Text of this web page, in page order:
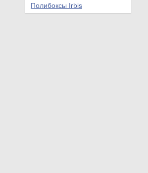
Полибоксы Irbis